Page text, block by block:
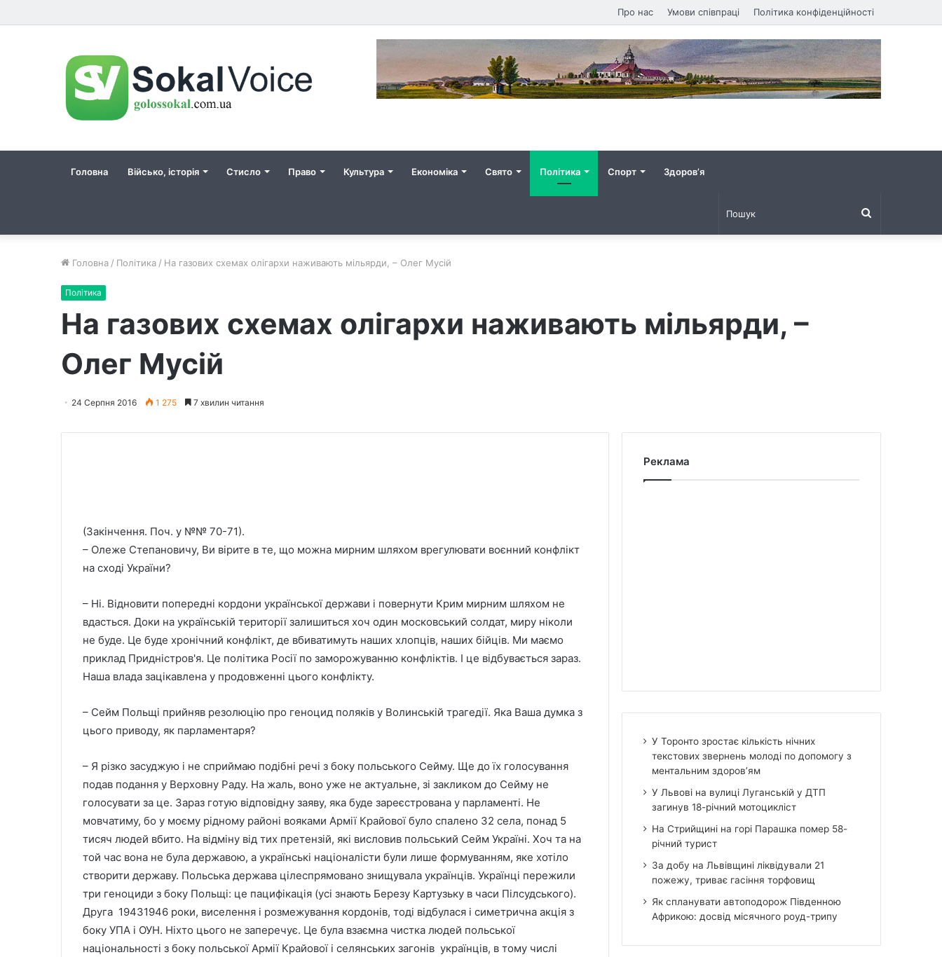
Про нас Умови співпраці Політика конфіденційності
Головна Військо, історія Стисло Право Культура Економіка Свято Політика Спорт Здоров’я
Головна / Політика / На газових схемах олігархи наживають мільярди, – Олег Мусій
Політика
На газових схемах олігархи наживають мільярди, –
Олег Мусій
24 Серпня 2016 1 275 7 хвилин читання
(Закінчення. Поч. у №№ 70-71).
– Олеже Степановичу, Ви вірите в те, що можна мирним шляхом врегулювати воєнний конфлікт
на сході України?
– Ні. Відновити попередні кордони української держави і повернути Крим мирним шляхом не
вдасться. Доки на українській території залишиться хоч один московський солдат, миру ніколи
не буде. Це буде хронічний конфлікт, де вбиватимуть наших хлопців, наших бійців. Ми маємо
приклад Придністров'я. Це політика Росії по заморожуванню конфліктів. І це відбувається зараз.
Наша влада зацікавлена у продовженні цього конфлікту.
– Сейм Польщі прийняв резолюцію про геноцид поляків у Волинській трагедії. Яка Ваша думка з
цього приводу, як парламентаря?
– Я різко засуджую і не сприймаю подібні речі з боку польського Сейму. Ще до їх голосування
подав подання у Верховну Раду. На жаль, воно уже не актуальне, зі закликом до Сейму не
голосувати за це. Зараз готую відповідну заяву, яка буде зареєстрована у парламенті. Не
мовчатиму, бо у моєму рідному районі вояками Армії Крайової було спалено 32 села, понад 5
тисяч людей вбито. На відміну від тих претензій, які висловив польський Сейм Україні. Хоч та на
той час вона не була державою, а українські націоналісти були лише формуванням, яке хотіло
створити державу. Польська держава цілеспрямовано знищувала українців. Українці пережили
три геноциди з боку Польщі: це пацифікація (усі знають Березу Картузьку в часи Пілсудського).
Друга 19431946 роки, виселення і розмежування кордонів, тоді відбулася і симетрична акція з
боку УПА і ОУН. Ніхто цього не заперечує. Це була взаємна чистка людей польської
національності з боку польської Армії Крайової і селянських загонів українців, в тому числі
Реклама
У Торонто зростає кількість нічних
текстових звернень молоді по допомогу з
ментальним здоров’ям
У Львові на вулиці Луганській у ДТП
загинув 18-річний мотоцикліст
На Стрийщині на горі Парашка помер 58-
річний турист
За добу на Львівщині ліквідували 21
пожежу, триває гасіння торфовищ
Як спланувати автоподорож Південною
Африкою: досвід місячного роуд-трипу